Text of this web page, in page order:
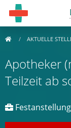
AKTUELLE
Apotheker
Teilzeit ab